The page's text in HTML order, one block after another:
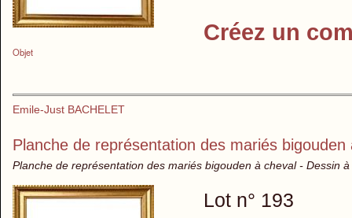
Objet
Créez un
Emile-Just BACHELET
Planche de représentation des mariés bigouden
Planche de représentation des mariés bigouden à cheval - Dessin
Lot n° 193